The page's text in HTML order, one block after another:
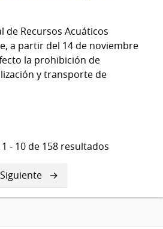
de Recursos Acuáticos
a partir del 14 de noviembre
la prohibición de
y transporte de
- 10 de 158 resultados
Siguiente
página
Siguiente